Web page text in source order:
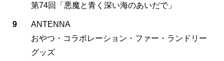
第74回「悪魔と青く深い海のあいだで」
9
ANTENNA
おやつ・コラボレーション・ファー・ランドリー
グッズ